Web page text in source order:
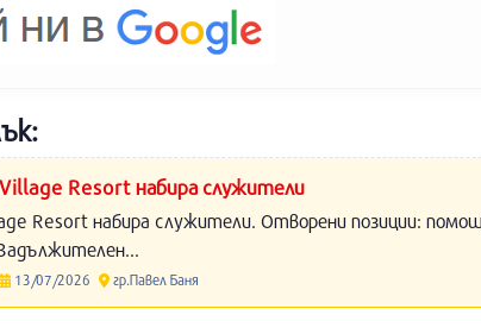
Resort набира служители
Resort набира служители. Отворени позиции:
13/07/2026 гр.Павел Баня